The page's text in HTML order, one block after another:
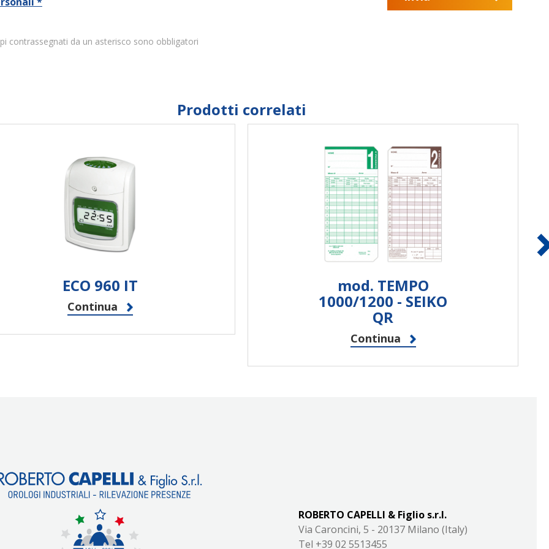
contrassegnati da un asterisco sono obbligatori
Prodotti correlati
ECO 960 IT
Continua
mod. TEMPO
1000/1200 - SEIKO
QR
Continua
ROBERTO CAPELLI & Figlio s.r.l.
Via Caroncini, 5 - 20137 Milano (Italy)
Tel +39 02 5513455